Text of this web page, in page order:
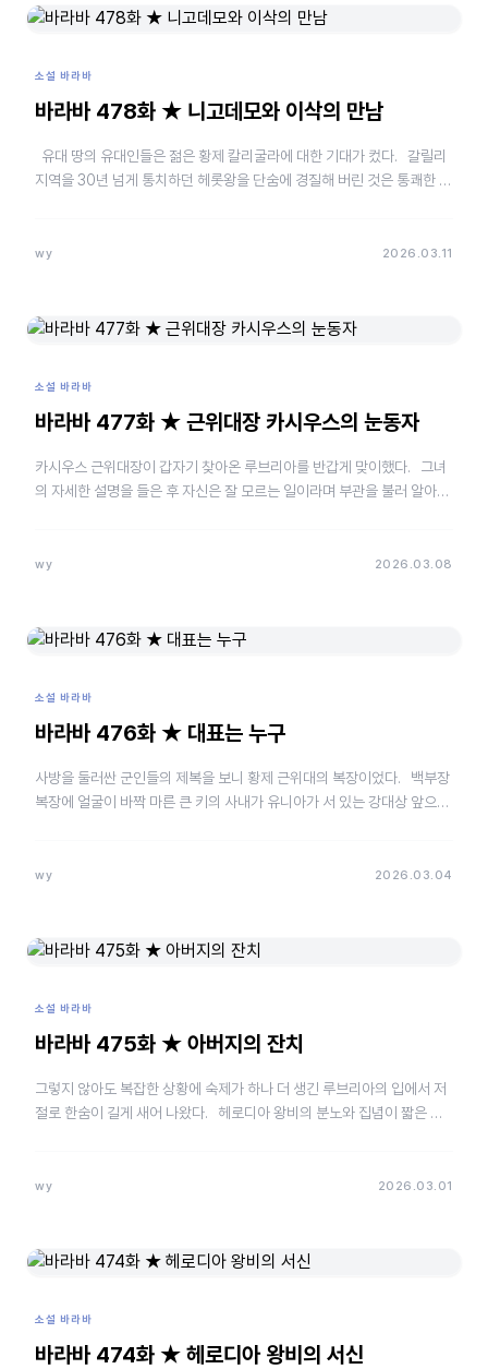
소설 바라바
바라바 478화 ★ 니고데모와 이삭의 만남
유대 땅의 유대인들은 젊은 황제 칼리굴라에 대한 기대가 컸다. 갈릴리
지역을 30년 넘게 통치하던 헤롯왕을 단숨에 경질해 버린 것은 통쾌한 일
wy 2026.03.11
소설 바라바
바라바 477화 ★ 근위대장 카시우스의 눈동자
카시우스 근위대장이 갑자기 찾아온 루브리아를 반갑게 맞이했다. 그녀
의 자세한 설명을 들은 후 자신은 잘 모르는 일이라며 부관을 불러 알아보
wy 2026.03.08
소설 바라바
바라바 476화 ★ 대표는 누구
사방을 둘러싼 군인들의 제복을 보니 황제 근위대의 복장이었다. 백부장
복장에 얼굴이 바짝 마른 큰 키의 사내가 유니아가 서 있는 강대상 앞으로
wy 2026.03.04
소설 바라바
바라바 475화 ★ 아버지의 잔치
그렇지 않아도 복잡한 상황에 숙제가 하나 더 생긴 루브리아의 입에서 저
절로 한숨이 길게 새어 나왔다. 헤로디아 왕비의 분노와 집념이 짧은 글
wy 2026.03.01
소설 바라바
바라바 474화 ★ 헤로디아 왕비의 서신